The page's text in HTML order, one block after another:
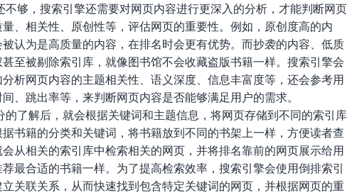
够，搜索引擎还需要对网页内容进行更深入的分析，才能判断网页
、相关性、原创性等，评估网页的重要性。例如，原创度高的内
认为是高质量的内容，在排名时会更有优势。而抄袭的内容、低质
至被剔除索引库，就像图书馆不会收藏盗版书籍一样。搜索引擎会
析网页内容的主题相关性、语义深度、信息丰富度等，还会参考用
、跳出率等，来判断网页内容是否能够满足用户的需求。
了解后，就会根据关键词和主题信息，将网页存储到不同的索引库
书籍的分类和关键词，将书籍放到不同的书架上一样，方便读者查
从相关的索引库中检索相关的网页，并将排名靠前的网页展示给用
最合适的书籍一样。为了提高检索效率，搜索引擎会使用倒排索引
关联关系，从而快速找到包含特定关键词的网页，并根据网页的重